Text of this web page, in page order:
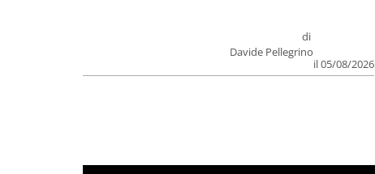
di
Davide Pellegrino
il 05/08/2026